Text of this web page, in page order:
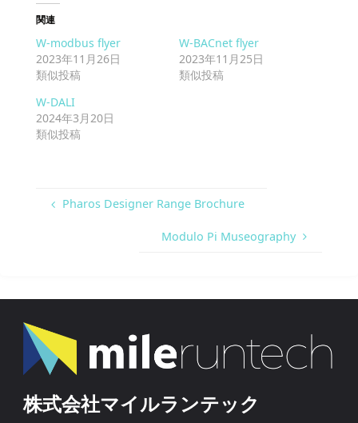
関連
W-modbus flyer
2023年11月26日
類似投稿
W-BACnet flyer
2023年11月25日
類似投稿
W-DALI
2024年3月20日
類似投稿
Pharos Designer Range Brochure
Modulo Pi Museography
株式会社マイルランテック